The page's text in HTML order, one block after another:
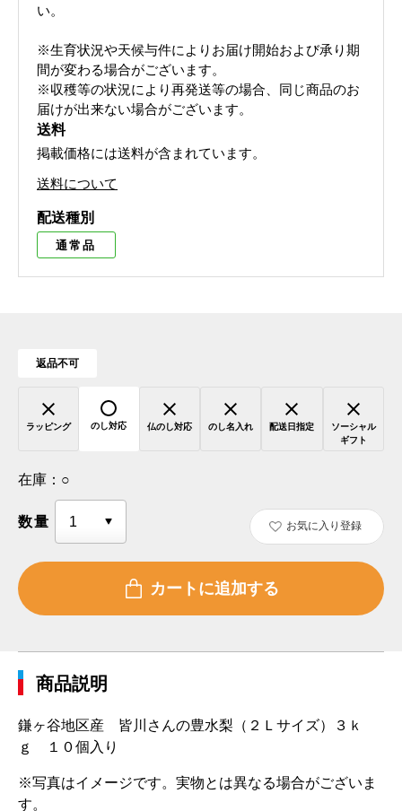
い。
※生育状況や天候与件によりお届け開始および承り期
間が変わる場合がございます。
※収穫等の状況により再発送等の場合、同じ商品のお
届けが出来ない場合がございます。
送料
掲載価格には送料が含まれています。
送料について
配送種別
通常品
返品不可
ラッピング のし対応 仏のし対応 のし名入れ 配送日指定
ソーシャル
ギフト
在庫： ○
数量 お気に入り登録
商品説明
鎌ヶ谷地区産 皆川さんの豊水梨（２Ｌサイズ）３ｋ
ｇ １０個入り
※写真はイメージです。実物とは異なる場合がございま
す。